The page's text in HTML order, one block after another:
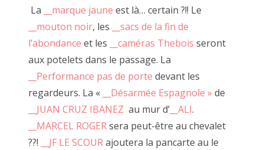
La __marque jaune est là… certain ?!! Le
__mouton noir, les
__sacs de la fin de
l’abondance et les __caméras Thebois seront
aux potelets dans le passage. La
__Performance pas de porte devant les
regardeurs. La «
__Désarmée Espagnole » de
__JUAN CRUZ IBANEZ au mur d’ __ALI.
__MARCEL ROGERsera peut-être au chevalet
??!
__JF LE SCOURajoutera la pancarte au le